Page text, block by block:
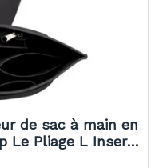
de sac à main en
Le Pliage L Insert